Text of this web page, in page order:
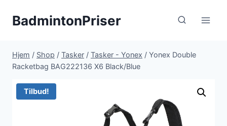
BadmintonPriser
Hjem / Shop / Tasker / Tasker - Yonex / Yonex Double
Racketbag BAG222136 X6 Black/Blue
Tilbud!